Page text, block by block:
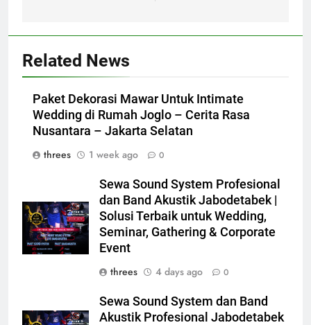
Related News
Paket Dekorasi Mawar Untuk Intimate
Wedding di Rumah Joglo – Cerita Rasa
Nusantara – Jakarta Selatan
threes
1 week ago 0
Sewa Sound System Profesional
dan Band Akustik Jabodetabek |
Solusi Terbaik untuk Wedding,
Seminar, Gathering & Corporate
Event
threes
4 days ago 0
Sewa Sound System dan Band
Akustik Profesional Jabodetabek